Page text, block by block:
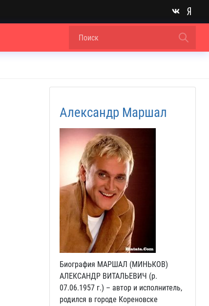
Александр Маршал
Биография МАРШАЛ (МИНЬКОВ)
АЛЕКСАНДР ВИТАЛЬЕВИЧ (р.
07.06.1957 г.) – автор и исполнитель,
родился в городе Кореновске